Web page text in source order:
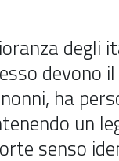
degli
devono
ha
un
senso